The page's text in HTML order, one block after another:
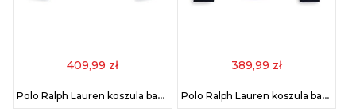
409,99 zł
Polo Ralph Lauren koszula bawełniana dziecięca kolor biały 323914506002
389,99 zł
Polo Ralph Lauren koszula bawełniana dziecięca kolor granatowy 323914506001